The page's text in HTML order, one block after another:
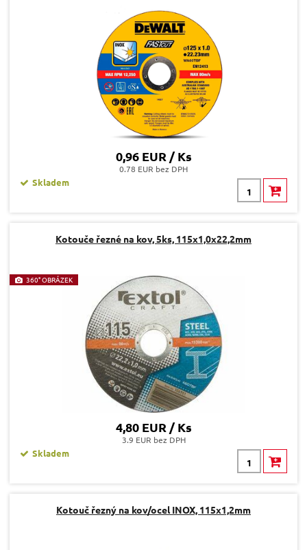
0,96 EUR / Ks
0.78 EUR bez DPH
Skladem
Kotouče řezné na kov, 5ks, 115x1,0x22,2mm
360° OBRÁZEK
4,80 EUR / Ks
3.9 EUR bez DPH
Skladem
Kotouč řezný na kov/ocel INOX, 115x1,2mm